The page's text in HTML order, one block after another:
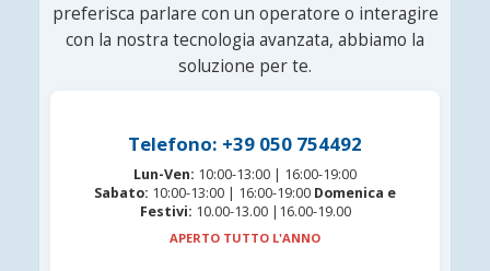
preferisca parlare con un operatore o interagire
con la nostra tecnologia avanzata, abbiamo la
soluzione per te.
Telefono: +39 050 754492
Lun-Ven: 10:00-13:00 | 16:00-19:00
Sabato: 10:00-13:00 | 16:00-19:00 Domenica e
Festivi: 10.00-13.00 |16.00-19.00
APERTO TUTTO L'ANNO